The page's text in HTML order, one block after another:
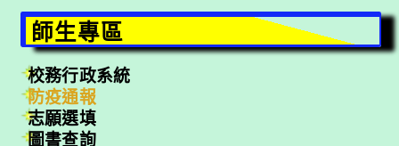
師生專區
校務行政系統
防疫通報
志願選填
圖書查詢